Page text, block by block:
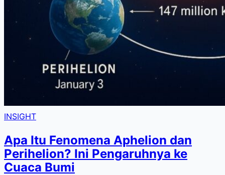
INSIGHT
Apa Itu Fenomena Aphelion dan
Perihelion? Ini Pengaruhnya ke
Cuaca Bumi